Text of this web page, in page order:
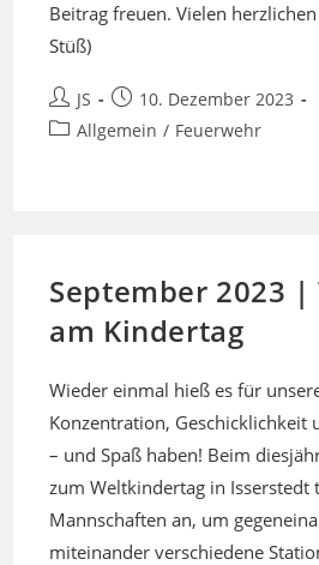
Beitrag freuen. Vielen
Stüß)
Beitrags-
Autor:
JS
Beitrag
veröffentlicht:
10. Dezember 2023
Beitrags-
Allgemein / Feuerwehr
September 2023
am Kindertag
Wieder einmal hieß es für
Konzentration, Geschicklichkeit
– und Spaß haben! Beim
zum Weltkindertag in Isserstedt
Mannschaften an, um
miteinander verschiedene